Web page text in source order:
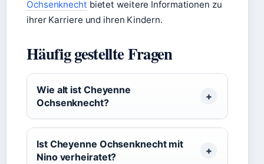
Ochsenknecht bietet weitere Informationen zu
ihrer Karriere und ihren Kindern.
Häufig gestellte Fragen
Wie alt ist Cheyenne
Ochsenknecht?
Ist Cheyenne Ochsenknecht mit
Nino verheiratet?